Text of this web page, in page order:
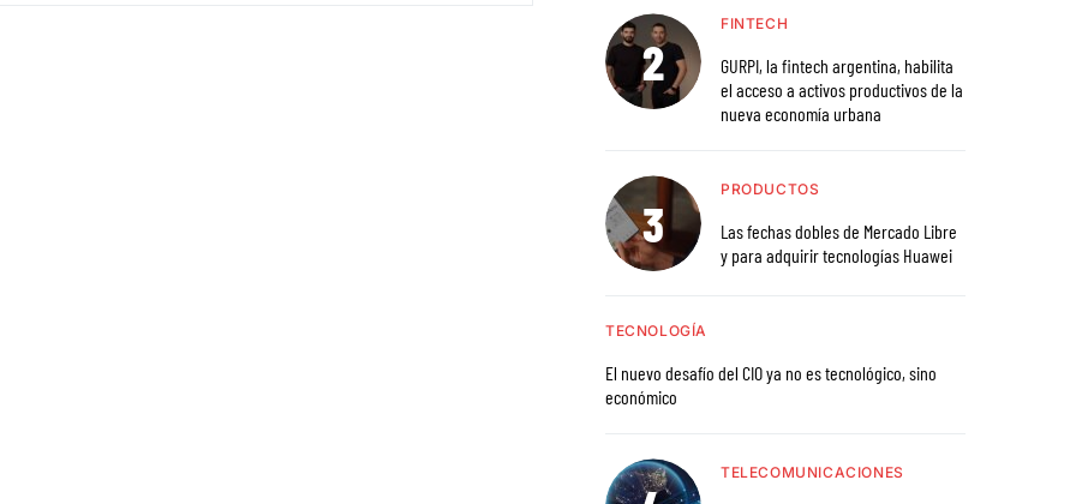
FINTECH
GURPI, la fintech argentina, habilita
el acceso a activos productivos de la
nueva economía urbana
PRODUCTOS
Las fechas dobles de Mercado Libre
y para adquirir tecnologías Huawei
TECNOLOGÍA
El nuevo desafío del CIO ya no es tecnológico, sino
económico
TELECOMUNICACIONES